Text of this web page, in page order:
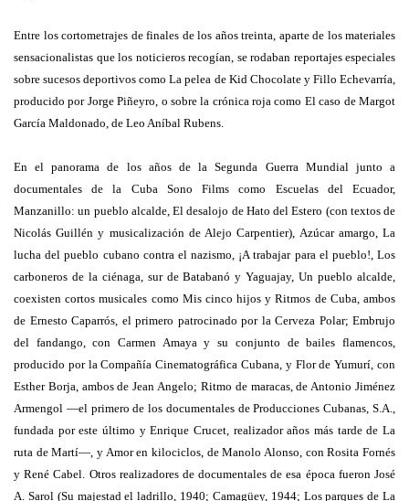
Entre los cortometrajes de finales de los años treinta, aparte de los materiales
sensacionalistas que los noticieros recogían, se rodaban reportajes especiales
sobre sucesos deportivos como La pelea de Kid Chocolate y Fillo Echevarría,
producido por Jorge Piñeyro, o sobre la crónica roja como El caso de Margot
García Maldonado, de Leo Aníbal Rubens.
En el panorama de los años de la Segunda Guerra Mundial junto a
documentales de la Cuba Sono Films como Escuelas del Ecuador,
Manzanillo: un pueblo alcalde, El desalojo de Hato del Estero (con textos de
Nicolás Guillén y musicalización de Alejo Carpentier), Azúcar amargo, La
lucha del pueblo cubano contra el nazismo, ¡A trabajar para el pueblo!, Los
carboneros de la ciénaga, sur de Batabanó y Yaguajay, Un pueblo alcalde,
coexisten cortos musicales como Mis cinco hijos y Ritmos de Cuba, ambos
de Ernesto Caparrós, el primero patrocinado por la Cerveza Polar; Embrujo
del fandango, con Carmen Amaya y su conjunto de bailes flamencos,
producido por la Compañía Cinematográfica Cubana, y Flor de Yumurí, con
Esther Borja, ambos de Jean Angelo; Ritmo de maracas, de Antonio Jiménez
Armengol —el primero de los documentales de Producciones Cubanas, S.A.,
fundada por este último y Enrique Crucet, realizador años más tarde de La
ruta de Martí—, y Amor en kilociclos, de Manolo Alonso, con Rosita Fornés
y René Cabel. Otros realizadores de documentales de esa época fueron José
A. Sarol (Su majestad el ladrillo, 1940; Camagüey, 1944; Los parques de La